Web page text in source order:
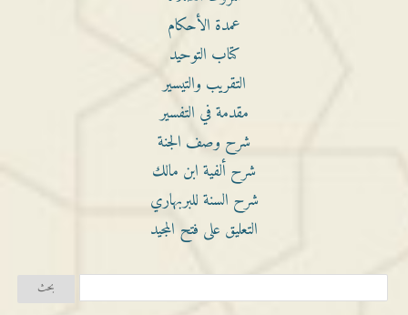
عمدة الأحكام
كتاب التوحيد
التقريب والتيسير
مقدمة في التفسير
شرح وصف الجنة
شرح ألفية ابن مالك
شرح السنة للبربهاري
التعليق على فتح المجيد